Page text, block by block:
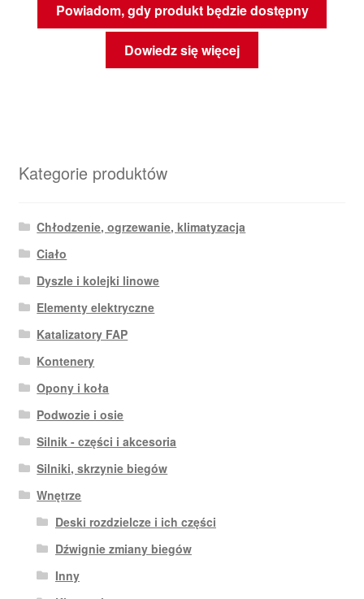
Powiadom, gdy produkt będzie dostępny
Dowiedz się więcej
Kategorie produktów
Chłodzenie, ogrzewanie, klimatyzacja
Ciało
Dyszle i kolejki linowe
Elementy elektryczne
Katalizatory FAP
Kontenery
Opony i koła
Podwozie i osie
Silnik - części i akcesoria
Silniki, skrzynie biegów
Wnętrze
Deski rozdzielcze i ich części
Dźwignie zmiany biegów
Inny